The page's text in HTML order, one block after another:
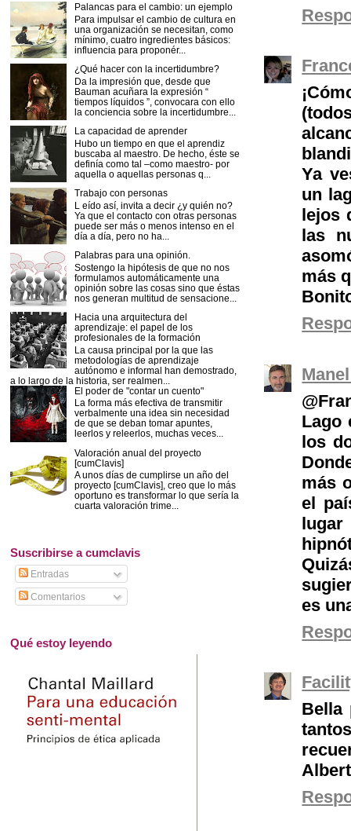
Ya
un
lejos
las
más
Lago
los
más
el
es
Bella
Palancas para el cambio: un ejemplo
Para impulsar el cambio de cultura en
una organización se necesitan, como
mínimo, cuatro ingredientes básicos:
influencia para proponér...
¿Qué hacer con la incertidumbre?
Da la impresión que, desde que
Bauman acuñara la expresión “
tiempos líquidos ”, convocara con ello
la conciencia sobre la incertidumbre...
La capacidad de aprender
Hubo un tiempo en que el aprendiz
buscaba al maestro. De hecho, éste se
definía como tal –como maestro- por
aquella o aquellas personas q...
Trabajo con personas
L eído así, invita a decir ¿y quién no?
Ya que el contacto con otras personas
puede ser más o menos intenso en el
día a día, pero no ha...
Palabras para una opinión.
Sostengo la hipótesis de que no nos
formulamos automáticamente una
opinión sobre las cosas sino que éstas
nos generan multitud de sensacione...
Hacia una arquitectura del
aprendizaje: el papel de los
profesionales de la formación
La causa principal por la que las
metodologías de aprendizaje
autónomo e informal han demostrado,
a lo largo de la historia, ser realmen...
El poder de "contar un cuento"
La forma más efectiva de transmitir
verbalmente una idea sin necesidad
de que se deban tomar apuntes,
leerlos y releerlos, muchas veces...
Valoración anual del proyecto
[cumClavis]
A unos días de cumplirse un año del
proyecto [cumClavis], creo que lo más
oportuno es transformar lo que sería la
cuarta valoración trime...
Suscribirse a cumclavis
Entradas
Comentarios
Qué estoy leyendo